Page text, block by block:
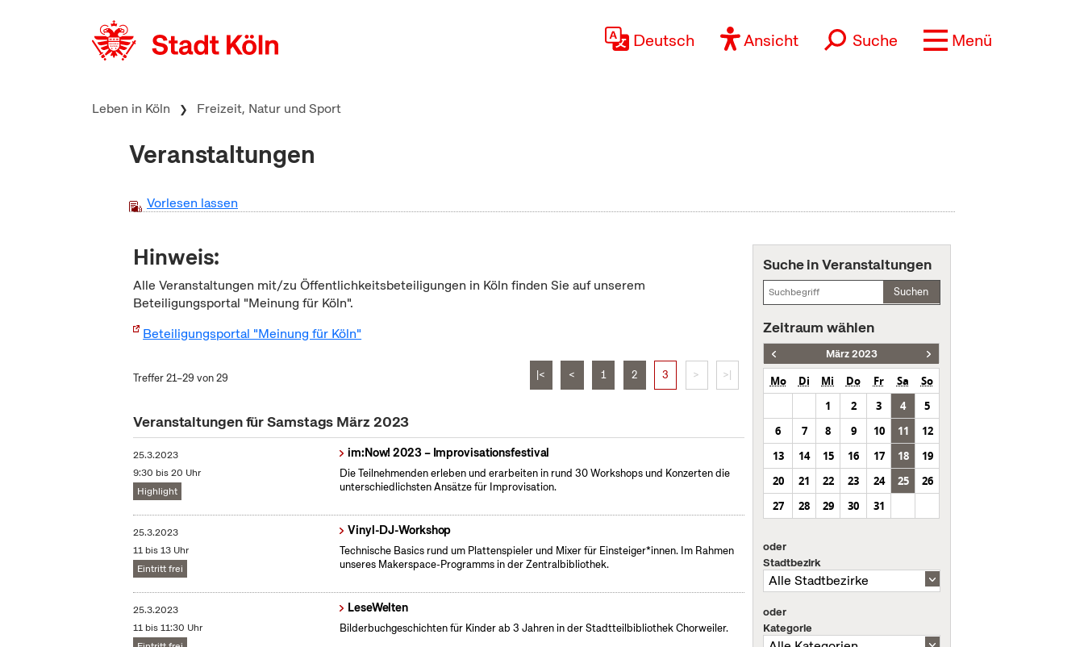
Deutsch Ansicht Suche Menü
Leben in Köln Freizeit, Natur und Sport
Veranstaltungen
Vorlesen lassen
Hinweis:
Alle Veranstaltungen mit/zu Öffentlichkeitsbeteiligungen in Köln finden Sie auf unserem
Beteiligungsportal "Meinung für Köln".
Beteiligungsportal "Meinung für Köln"
Treffer 21–29 von 29 |< < 1 2 3 > >|
Veranstaltungen für Samstags März 2023
25.3.2023
9:30 bis 20 Uhr
Highlight
im:Now! 2023 – Improvisationsfestival
Die Teilnehmenden erleben und erarbeiten in rund 30 Workshops und Konzerten die
unterschiedlichsten Ansätze für Improvisation.
25.3.2023
11 bis 13 Uhr
Eintritt frei
Vinyl-DJ-Workshop
Technische Basics rund um Plattenspieler und Mixer für Einsteiger*innen. Im Rahmen
unseres Makerspace-Programms in der Zentralbibliothek.
25.3.2023
11 bis 11:30 Uhr
LeseWelten
Bilderbuchgeschichten für Kinder ab 3 Jahren in der Stadtteilbibliothek Chorweiler.
Suche in Veranstaltungen
Suchen
Zeitraum wählen
März 2023
Mo Di Mi Do Fr Sa
So
1
2 3 4
5
6
7 8 9 10 11
12
13
14 15 16 17 18
19
20
21 22 23 24 25
26
27
28 29 30 31
oder
Stadtbezirk
oder
Kategorie